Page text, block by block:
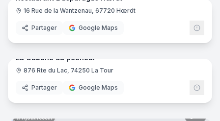
16 Rue de la Wantzenau, 67720 Hœrdt
Partager Google Maps
12
La Cabane du pêcheur
876 Rte du Lac, 74250 La Tour
Partager Google Maps
Ajout récent